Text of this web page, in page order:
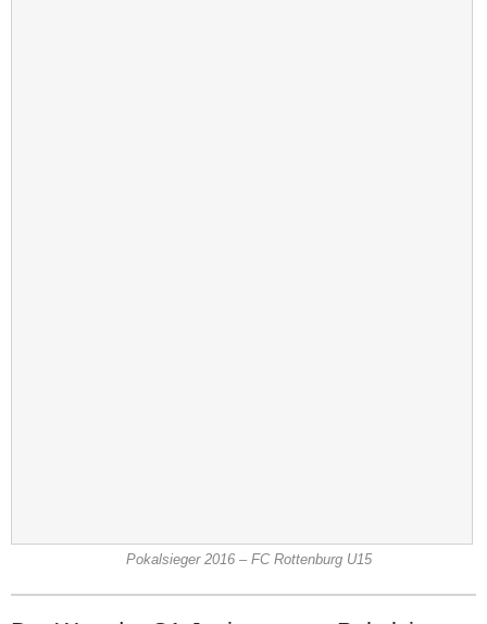
Pokalsieger 2016 – FC Rottenburg U15